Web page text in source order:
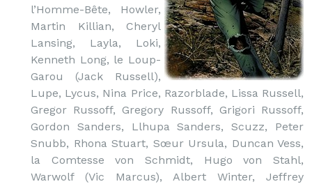
l’Homme-Bête, Howler,
Martin Killian, Cheryl
Lansing, Layla, Loki,
Kenneth Long, le Loup-
Garou (Jack Russell),
Lupe, Lycus, Nina Price, Razorblade, Lissa Russell,
Gregor Russoff, Gregory Russoff, Grigori Russoff,
Gordon Sanders, Llhupa Sanders, Scuzz, Peter
Snubb, Rhona Stuart, Sœur Ursula, Duncan Vess,
la Comtesse von Schmidt, Hugo von Stahl,
Warwolf (Vic Marcus), Albert Winter, Jeffrey